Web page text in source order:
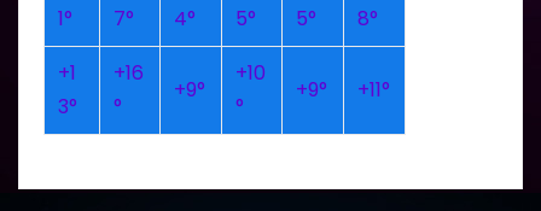
1°
7°
4°
5°
5°
8°
+1
3°
+16
°
+9°
+10
°
+9° +11°